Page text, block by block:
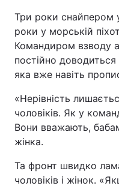
Три роки снайпером
роки у морській
Командиром взводу
постійно доводиться
яка вже навіть
«Нерівність
чоловіків. Як у
Вони вважають,
жінка.
Та фронт швидко
чоловіків і жінок.